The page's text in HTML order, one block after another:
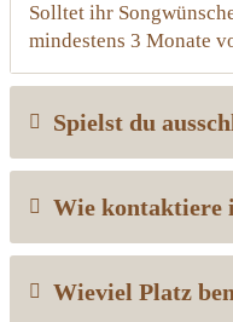
Solltet ihr
mindestens 3 Monate
Spielst du
Wie kontaktiere
Wieviel Platz